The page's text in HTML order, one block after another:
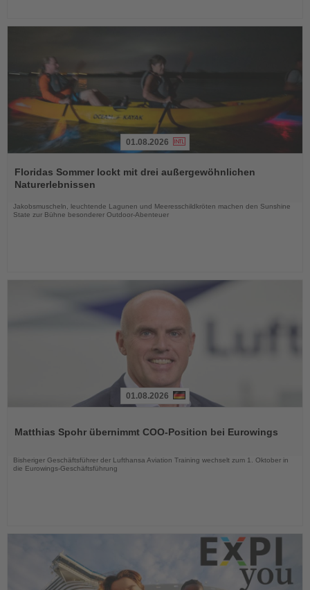
Sie
die
01.08.2026
Floridas Sommer lockt mit drei außergewöhnlichen
Naturerlebnissen
Jakobsmuscheln, leuchtende Lagunen und Meeresschildkröten machen den Sunshine
State zur Bühne besonderer Outdoor-Abenteuer
die
01.08.2026
Matthias Spohr übernimmt COO-Position bei Eurowings
Bisheriger Geschäftsführer der Lufthansa Aviation Training wechselt zum 1. Oktober in
die Eurowings-Geschäftsführung